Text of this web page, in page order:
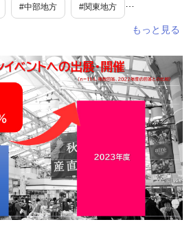
#中部地方 #関東地方